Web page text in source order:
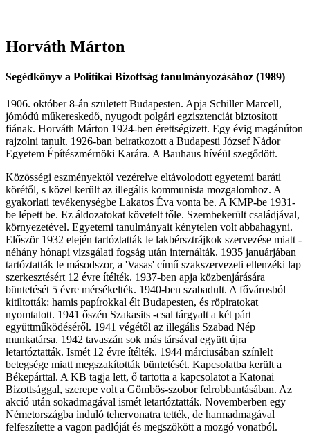
Horváth Márton
Segédkönyv a Politikai Bizottság tanulmányozásához (1989)
1906. október 8-án született Budapesten. Apja Schiller Marcell,
jómódú műkereskedő, nyugodt polgári egzisztenciát biztosított
fiának. Horváth Márton 1924-ben érettségizett. Egy évig magánúton
rajzolni tanult. 1926-ban beiratkozott a Budapesti József Nádor
Egyetem Építészmérnöki Karára. A Bauhaus hívéül szegődött.
Közösségi eszményektől vezérelve eltávolodott egyetemi baráti
körétől, s közel került az illegális kommunista mozgalomhoz. A
gyakorlati tevékenységbe Lakatos Éva vonta be. A KMP-be 1931-
be lépett be. Ez áldozatokat követelt tőle. Szembekerült családjával,
környezetével. Egyetemi tanulmányait kénytelen volt abbahagyni.
Először 1932 elején tartóztatták le lakbérsztrájkok szervezése miatt -
néhány hónapi vizsgálati fogság után internálták. 1935 januárjában
tartóztatták le másodszor, a 'Vasas' című szakszervezeti ellenzéki lap
szerkesztésért 12 évre ítélték. 1937-ben apja közbenjárására
büntetését 5 évre mérsékelték. 1940-ben szabadult. A fővárosból
kitiltották: hamis papírokkal élt Budapesten, és röpiratokat
nyomtatott. 1941 őszén Szakasits -csal tárgyalt a két párt
együttműködéséről. 1941 végétől az illegális Szabad Nép
munkatársa. 1942 tavaszán sok más társával együtt újra
letartóztatták. Ismét 12 évre ítélték. 1944 márciusában színlelt
betegsége miatt megszakították büntetését. Kapcsolatba került a
Békepárttal. A KB tagja lett, ő tartotta a kapcsolatot a Katonai
Bizottsággal, szerepe volt a Gömbös-szobor felrobbantásában. Az
akció után sokadmagával ismét letartóztatták. Novemberben egy
Németországba induló tehervonatra tették, de harmadmagával
felfeszítette a vagon padlóját és megszökött a mozgó vonatból.